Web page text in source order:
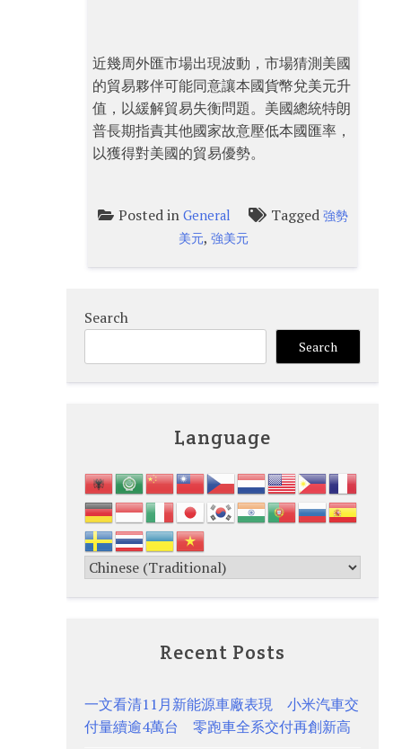
近幾周外匯市場出現波動，市場猜測美國
的貿易夥伴可能同意讓本國貨幣兌美元升
值，以緩解貿易失衡問題。美國總統特朗
普長期指責其他國家故意壓低本國匯率，
以獲得對美國的貿易優勢。
Posted in General Tagged 強勢
美元,強美元
Search
Search
Language
Recent Posts
一文看清11月新能源車廠表現 小米汽車交
付量續逾4萬台 零跑車全系交付再創新高